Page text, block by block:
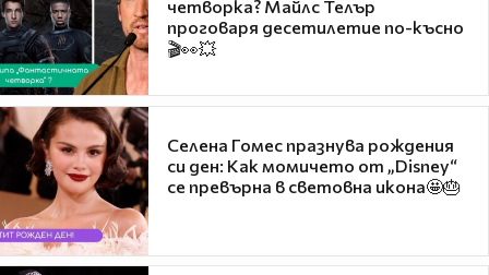
четворка? Майлс Телър
проговаря десетилетие по-късно
🎬👀💥
Селена Гомес празнува рождения
си ден: Как момичето от „Disney“
се превърна в световна икона🤩🎂